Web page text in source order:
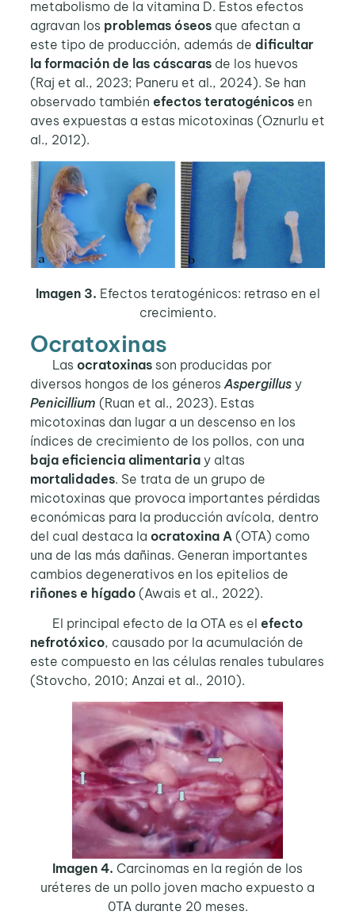
metabolismo de la vitamina D. Estos efectos
agravan los problemas óseos que afectan a
este tipo de producción, además de dificultar
la formación de las cáscarasde los huevos
(Raj et al., 2023; Paneru et al., 2024). Se han
observado también efectos teratogénicosen
aves expuestas a estas micotoxinas (Oznurlu et
al., 2012).
Imagen 3. Efectos teratogénicos: retraso en el
crecimiento.
Ocratoxinas
Las ocratoxinas son producidas por
diversos hongos de los génerosAspergillusy
Penicillium (Ruan et al., 2023). Estas
micotoxinas dan lugar a un descenso en los
índices de crecimiento de los pollos, con una
baja eficiencia alimentaria y altas
mortalidades. Se trata de un grupo de
micotoxinas que provoca importantes pérdidas
económicas para la producción avícola, dentro
del cual destaca la ocratoxina A(OTA) como
una de las más dañinas. Generan importantes
cambios degenerativos en los epitelios de
riñones e hígado (Awais et al., 2022).
El principal efecto de la OTA es el efecto
nefrotóxico, causado por la acumulación de
este compuesto en las células renales tubulares
(Stovcho, 2010; Anzai et al., 2010).
Imagen 4. Carcinomas en la región de los
uréteres de un pollo joven macho expuesto a
0TA durante 20 meses.